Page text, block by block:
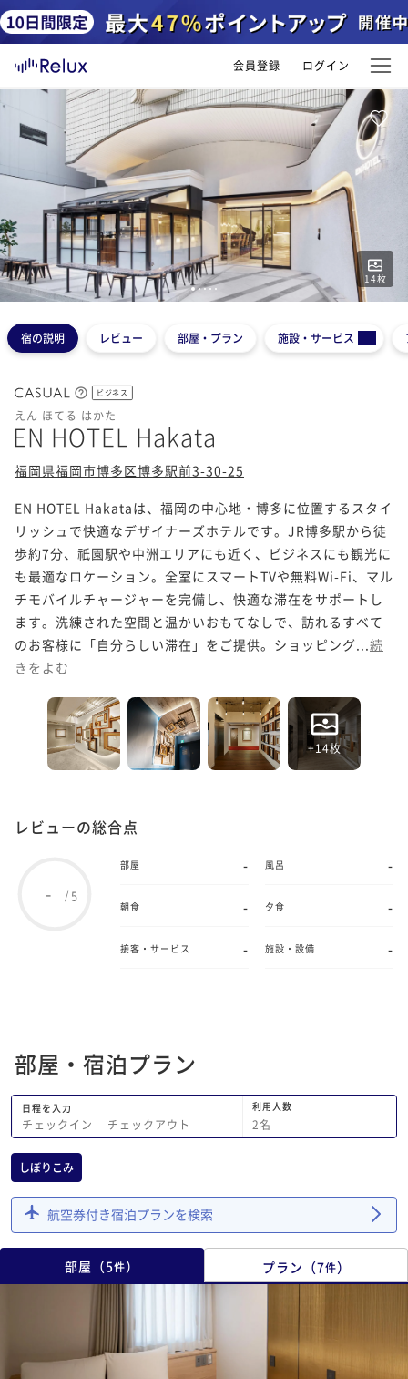
会員登録 ログイン
14枚
12345
宿の説明 レビュー 部屋・プラン 施設・サービス
ビジネス
えん ほてる はかた
EN HOTEL Hakata
福岡県福岡市博多区博多駅前3-30-25
EN HOTEL Hakataは、福岡の中心地・博多に位置するスタイ
リッシュで快適なデザイナーズホテルです。JR博多駅から徒
歩約7分、祇園駅や中洲エリアにも近く、ビジネスにも観光に
も最適なロケーション。全室にスマートTVや無料Wi-Fi、マル
チモバイルチャージャーを完備し、快適な滞在をサポートし
ます。洗練された空間と温かいおもてなしで、訪れるすべて
のお客様に「自分らしい滞在」をご提供。ショッピング... 続
きをよむ
+14枚
レビューの総合点
- /5
部屋 - 風呂 -
朝食 - 夕食 -
接客・サービス - 施設・設備 -
部屋・宿泊プラン
日程を入力
チェックイン − チェックアウト
利用人数
2名
しぼりこみ
航空券付き宿泊プランを検索
部屋 （5件） プラン （7件）